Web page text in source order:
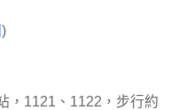
)
，1121、1122，步行約